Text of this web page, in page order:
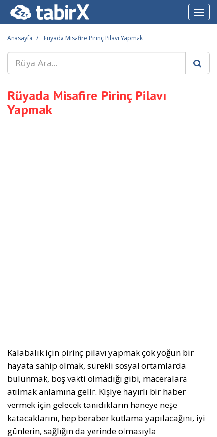
Anasayfa Rüyada Misafire Pirinç Pilavı Yapmak
Rüyada Misafire Pirinç Pilavı
Yapmak
Kalabalık için pirinç pilavı yapmak çok yoğun bir
hayata sahip olmak, sürekli sosyal ortamlarda
bulunmak, boş vakti olmadığı gibi, maceralara
atılmak anlamına gelir. Kişiye hayırlı bir haber
vermek için gelecek tanıdıkların haneye neşe
katacaklarını, hep beraber kutlama yapılacağını, iyi
günlerin, sağlığın da yerinde olmasıyla